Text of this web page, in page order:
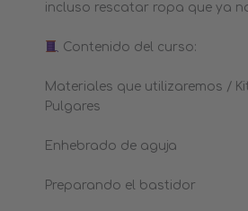
incluso rescatar ropa que ya
Contenido del curso:
Materiales que utilizaremos /
Pulgares
Enhebrado de aguja
Preparando el bastidor